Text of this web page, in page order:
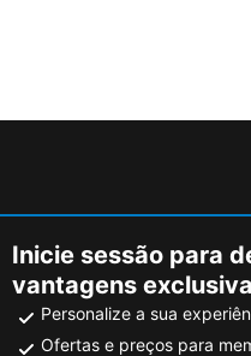
Inicie sessão para
vantagens
Personalize a sua
Ofertas e preços para